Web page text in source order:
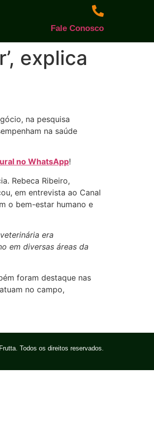
Fale Conosco
explica
na pesquisa
na saúde
no WhatsApp!
Rebeca Ribeiro,
em entrevista ao Canal
o bem-estar humano e
era
em diversas áreas da
foram destaque nas
no campo,
Todos os direitos reservados.